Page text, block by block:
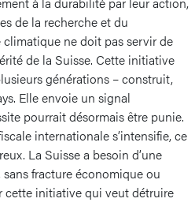
de la recherche et du
ne doit pas servir de
de la Suisse. Cette initiative
générations – construit,
Elle envoie un signal
pourrait désormais être punie.
internationale s’intensifie, ce
La Suisse a besoin d’une
fracture économique ou
cette initiative qui veut détruire